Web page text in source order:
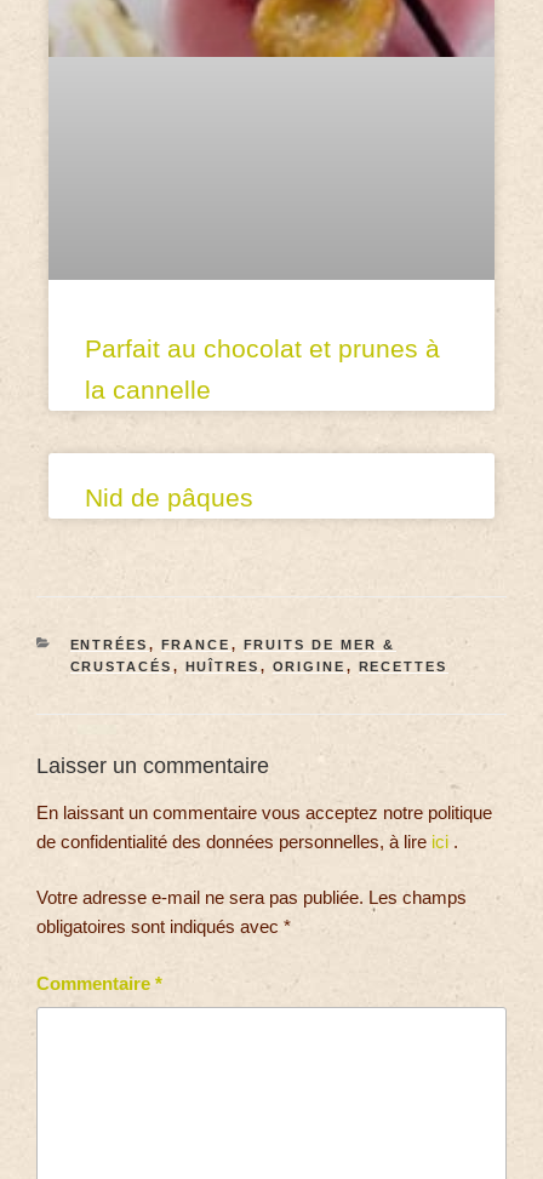
Parfait au chocolat et prunes à
la cannelle
Nid de pâques
ENTRÉES , FRANCE ,
FRUITS DE MER &
CRUSTACÉS , HUÎTRES , ORIGINE , RECETTES
Laisser un commentaire
En laissant un commentaire vous acceptez notre politique
de confidentialité des données personnelles, à lire ici .
Votre adresse e-mail ne sera pas publiée. Les champs
obligatoires sont indiqués avec *
Commentaire *